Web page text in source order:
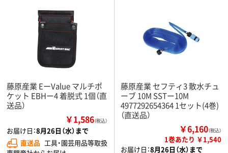
藤原産業 EーValue マルチポ
ケット EBHー4 着脱式 1個（直
送品）
￥1,586（税込）
お届け日：8月26日（水）まで
直送品 工具・園芸用品等取扱
藤原産業 セフティ3 散水チュ
ーブ 10M SSTー10M
4977292654364 1セット(4巻)
（直送品）
￥6,160（税込）
1巻あたり ￥1,540
お届け日：8月26日（水）まで